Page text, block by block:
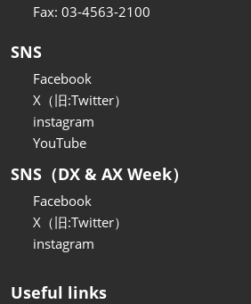
Fax: 03-4563-2100
SNS
Facebook
X（旧:Twitter）
instagram
YouTube
SNS（DX & AX Week）
Facebook
X（旧:Twitter）
instagram
Useful links